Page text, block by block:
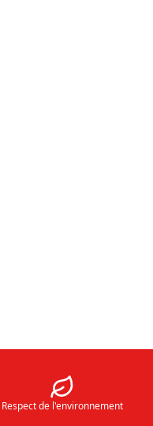
Respect de l'environnement